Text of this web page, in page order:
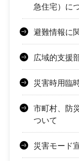
急住宅）に
避難情報に
広域的支援
災害時用臨
市町村、防
ついて
災害モード